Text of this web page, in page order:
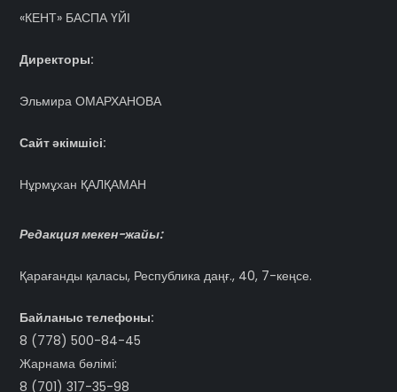
«КЕНТ» БАСПА ҮЙІ
Директоры:
Эльмира ОМАРХАНОВА
Сайт әкімшісі:
Нұрмұхан ҚАЛҚАМАН
Редакция мекен-жайы:
Қарағанды қаласы, Республика даңғ., 40, 7-кеңсе.
Байланыс телефоны:
8 (778) 500-84-45
Жарнама бөлімі:
8 (701) 317-35-98